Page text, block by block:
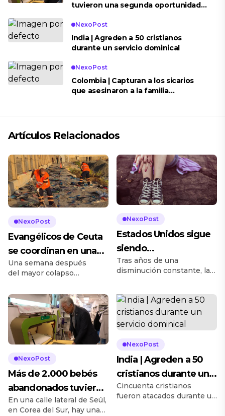
tuvieron una segunda oportunidad
NexoPost
India | Agreden a 50 cristianos
durante un servicio dominical
NexoPost
Colombia | Capturan a los sicarios
que asesinaron a la familia
Artículos Relacionados
NexoPost
Evangélicos de Ceuta
se coordinan en una
respuesta conjunta a
la grave crisis
migratoria
Una semana después
del mayor colapso
Ceuta en su historia
reciente, las iglesias
evangélicas y ministerios
presentes en la ciudad se
están coordinando para
poner en marcha una
respuesta a las
necesidades que se
presentan, tanto en la
atención a los miembros
de las iglesias como en la
[…]
NexoPost
Estados Unidos sigue
siendo
abrumadoramente
espiritual
Tras años de una
disminución constante, la
identifica como cristianos
muestra signos de
estabilización según la
encuesta de 2023 y 2024
del Pew Research Center
trabajo titulado The
Religious Landscape Study
encuentra que el 62% de
los adultos en la nación
norteamericana se
NexoPost
Más de 2.000 bebés
abandonados tuvieron
una segunda
En una calle lateral de Seúl,
en Corea del Sur, hay una
NexoPost
India | Agreden a 50
cristianos durante un
servicio dominical
Cincuenta cristianos
fueron atacados durante un